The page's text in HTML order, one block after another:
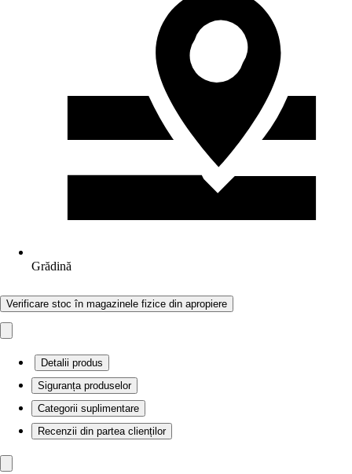
Grădină
Verificare stoc în magazinele fizice din apropiere
Detalii produs
Siguranța produselor
Categorii suplimentare
Recenzii din partea clienților